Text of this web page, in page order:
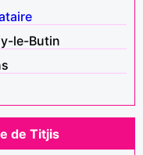
le-Butin
de Titjis